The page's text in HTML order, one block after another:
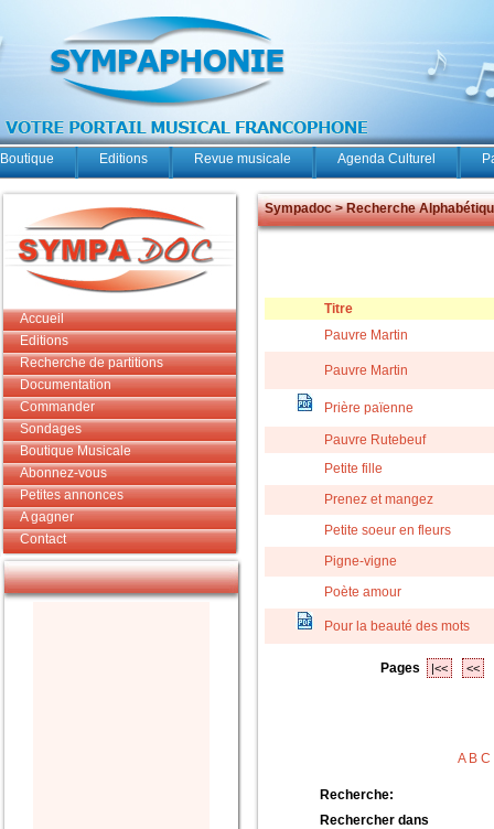
Boutique Editions Revue musicale Agenda Culturel
Accueil
Editions
Recherche de partitions
Documentation
Commander
Sondages
Boutique Musicale
Abonnez-vous
Petites annonces
A gagner
Contact
Sympadoc > Recherche
Titre
Pauvre Martin
Pauvre Martin
Prière païenne
Pauvre Rutebeuf
Petite fille
Prenez et mangez
Petite soeur en fleurs
Pigne-vigne
Poète amour
Pour la beauté des mots
Pages |<< <<
A B C
Recherche:
Rechercher dans